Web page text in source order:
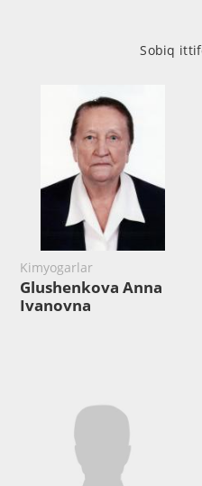
Sobiq
Kimyogarlar
Glushenkova Anna
Ivanovna